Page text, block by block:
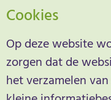
Cookies
Op deze website
zorgen dat de
het verzamelen